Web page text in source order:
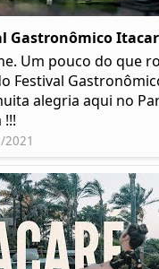
Gastronômico
Um pouco do que
Festival
alegria aqui no
2021